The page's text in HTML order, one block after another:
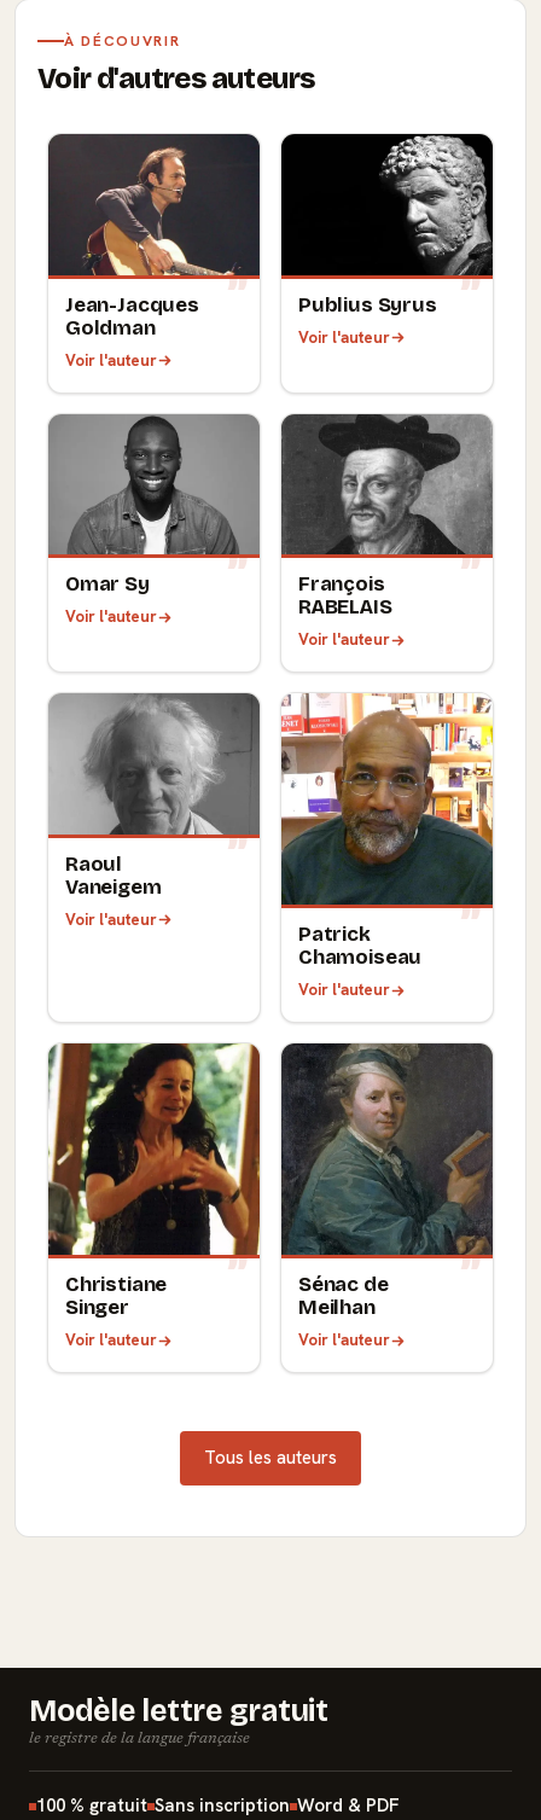
À DÉCOUVRIR
Voir d'autres auteurs
Jean-Jacques
Goldman
Voir l'auteur
Publius Syrus
Voir l'auteur
Omar Sy
Voir l'auteur
François
RABELAIS
Voir l'auteur
Raoul
Vaneigem
Voir l'auteur
Patrick
Chamoiseau
Voir l'auteur
Christiane
Singer
Voir l'auteur
Sénac de
Meilhan
Voir l'auteur
Tous les auteurs
Modèle lettre gratuit
le registre de la langue française
100 % gratuit Sans inscription Word & PDF